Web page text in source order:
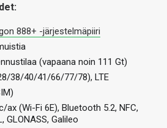
888+ -järjestelmäpiiri
(vapaana noin 111 Gt)
38/40/41/66/77/78), LTE
(Wi-Fi 6E), Bluetooth 5.2, NFC,
GLONASS, Galileo